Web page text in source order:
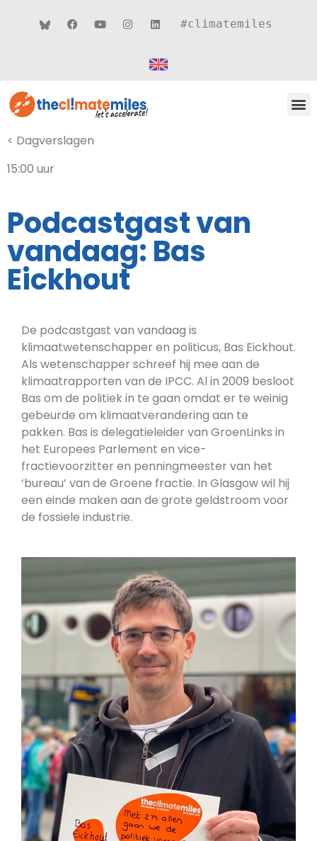
#climatemiles
< Dagverslagen
15:00 uur
Podcastgast van
vandaag: Bas
Eickhout
De podcastgast van vandaag is
klimaatwetenschapper en politicus, Bas Eickhout.
Als wetenschapper schreef hij mee aan de
klimaatrapporten van de IPCC. Al in 2009 besloot
Bas om de politiek in te gaan omdat er te weinig
gebeurde om klimaatverandering aan te
pakken. Bas is delegatieleider van GroenLinks in
het Europees Parlement en vice-
fractievoorzitter en penningmeester van het
‘bureau’ van de Groene fractie. In Glasgow wil hij
een einde maken aan de grote geldstroom voor
de fossiele industrie.